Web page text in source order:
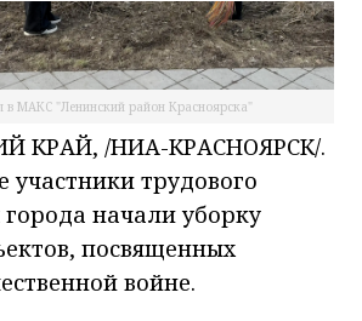
в МАКС "Ленинский район Красноярска"
КРАЙ, /НИА-КРАСНОЯРСК/.
участники трудового
начали уборку
посвященных
войне.